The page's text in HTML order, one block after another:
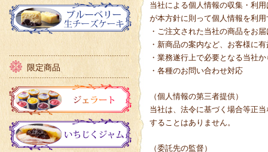
当社による個人情報の収集・利
が本方針に則って個人情報を利
・ご注文された当社の商品をお
・新商品の案内など、お客様に
・業務遂行上で必要となる当社
・各種のお問い合わせ対応
（個人情報の第三者提供）
当社は、法令に基づく場合等正
することはありません。
（委託先の監督）
限定商品